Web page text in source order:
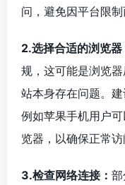
问，避免因平台限制
2.选择合适的浏览器
规，这可能是浏览
站本身存在问题。
例如苹果手机用户
览器，以确保正常访
3.检查网络连接：